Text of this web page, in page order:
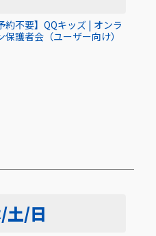
約不要】QQキッズ | オンラ
保護者会（ユーザー向け）
土/日